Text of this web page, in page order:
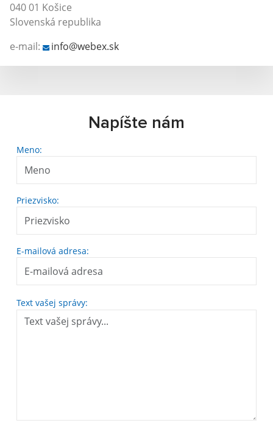
040 01 Košice
Slovenská republika
e-mail:
info@webex.sk
Napíšte nám
Meno:
Priezvisko:
E-mailová adresa:
Text vašej správy: